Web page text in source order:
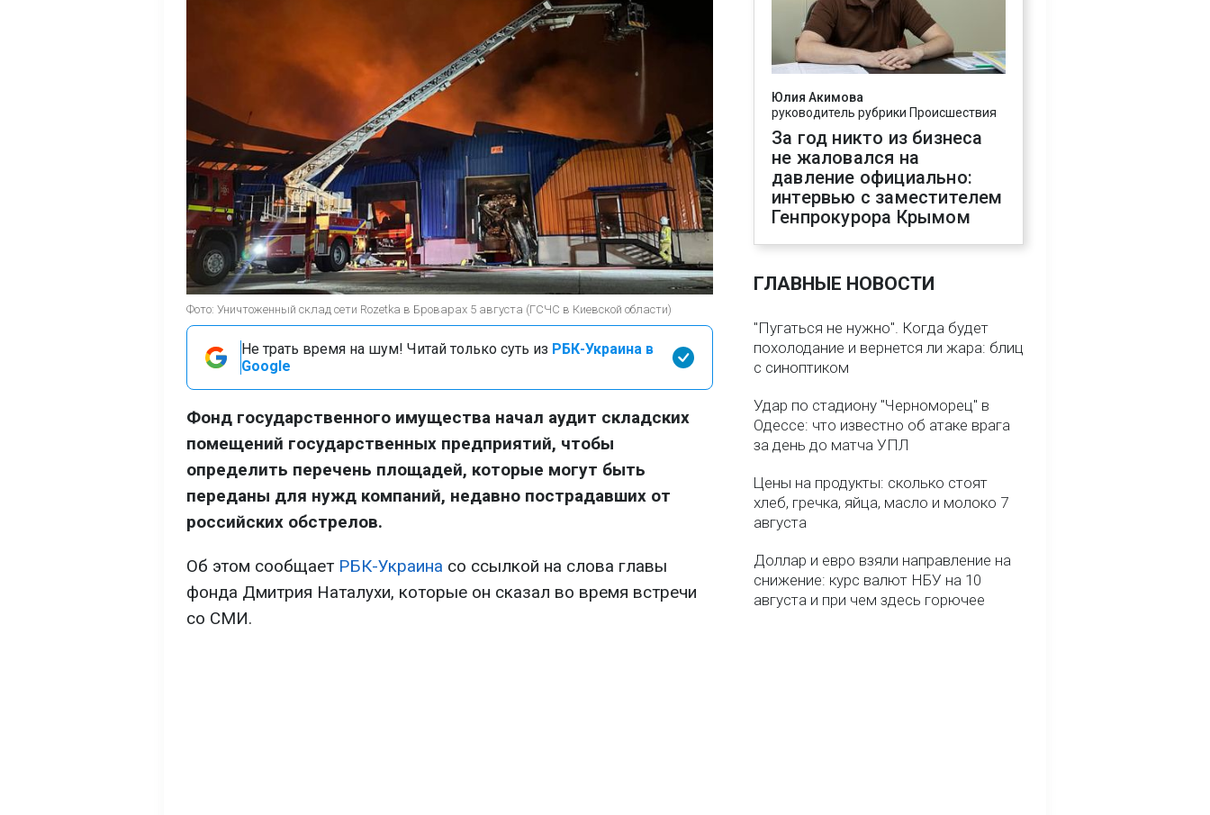
Фото: Уничтоженный склад сети Rozetka в Броварах 5 августа (ГСЧС в Киевской области)
Не трать время на шум! Читай только суть из РБК-Украина в
Google
Фонд государственного имущества начал аудит складских
помещений государственных предприятий, чтобы
определить перечень площадей, которые могут быть
переданы для нужд компаний, недавно пострадавших от
российских обстрелов.
Об этом сообщает РБК-Украина со ссылкой на слова главы
фонда Дмитрия Наталухи, которые он сказал во время встречи
со СМИ.
Юлия Акимова
руководитель рубрики Происшествия
За год никто из бизнеса
не жаловался на
давление официально:
интервью с заместителем
Генпрокурора Крымом
ГЛАВНЫЕ НОВОСТИ
"Пугаться не нужно". Когда будет
похолодание и вернется ли жара: блиц
с синоптиком
Удар по стадиону "Черноморец" в
Одессе: что известно об атаке врага
за день до матча УПЛ
Цены на продукты: сколько стоят
хлеб, гречка, яйца, масло и молоко 7
августа
Доллар и евро взяли направление на
снижение: курс валют НБУ на 10
августа и при чем здесь горючее